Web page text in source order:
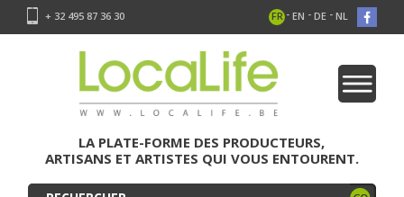
+ 32 495 87 36 30 FR - EN - DE - NL
LA PLATE-FORME DES PRODUCTEURS,
ARTISANS ET ARTISTES QUI VOUS ENTOURENT.